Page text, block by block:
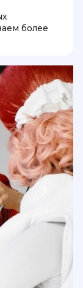
более